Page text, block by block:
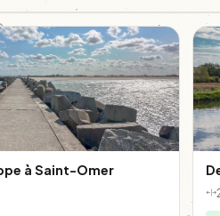
à Saint-Omer